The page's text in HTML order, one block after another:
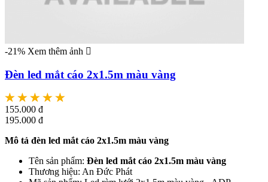
-21% Xem thêm ảnh
Đèn led mắt cáo 2x1.5m màu vàng
155.000 đ
195.000 đ
Mô tả đèn led mắt cáo 2x1.5m màu vàng
Tên sản phẩm: Đèn led mắt cáo 2x1.5m màu vàng
Thương hiệu: An Đức Phát